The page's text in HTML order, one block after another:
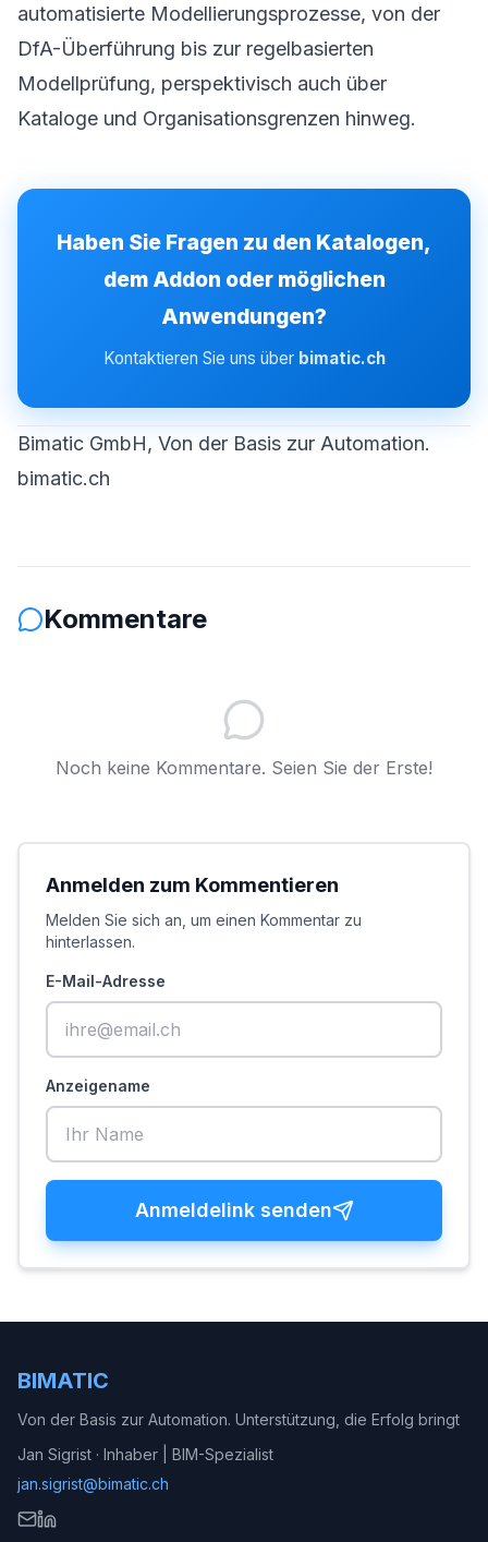
automatisierte Modellierungsprozesse, von der
DfA-Überführung bis zur regelbasierten
Modellprüfung, perspektivisch auch über
Kataloge und Organisationsgrenzen hinweg.
Haben Sie Fragen zu den Katalogen,
dem Addon oder möglichen
Anwendungen?
Kontaktieren Sie uns über bimatic.ch
Bimatic GmbH, Von der Basis zur Automation.
bimatic.ch
Kommentare
Noch keine Kommentare. Seien Sie der Erste!
Anmelden zum Kommentieren
Melden Sie sich an, um einen Kommentar zu
hinterlassen.
E-Mail-Adresse
Anzeigename
Anmeldelink senden
BIMATIC
Von der Basis zur Automation. Unterstützung, die Erfolg bringt
Jan Sigrist · Inhaber | BIM-Spezialist
jan.sigrist@bimatic.ch